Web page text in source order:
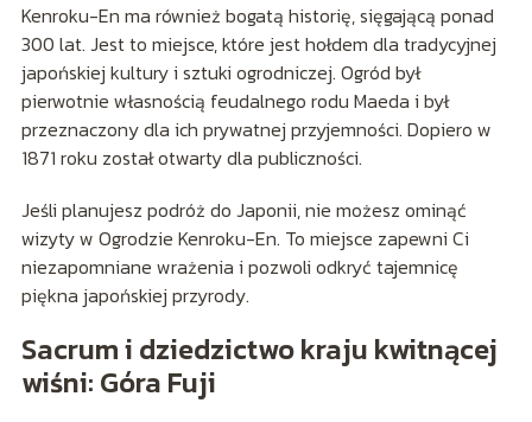
Kenroku-En ma również bogatą historię, sięgającą ponad
300 lat. Jest to miejsce, które jest hołdem dla tradycyjnej
japońskiej kultury i sztuki ogrodniczej. Ogród był
pierwotnie własnością feudalnego rodu Maeda i był
przeznaczony dla ich prywatnej przyjemności. Dopiero w
1871 roku został otwarty dla publiczności.
Jeśli planujesz podróż do Japonii, nie możesz ominąć
wizyty w Ogrodzie Kenroku-En. To miejsce zapewni Ci
niezapomniane wrażenia i pozwoli odkryć tajemnicę
piękna japońskiej przyrody.
Sacrum i dziedzictwo kraju kwitnącej
wiśni: Góra Fuji